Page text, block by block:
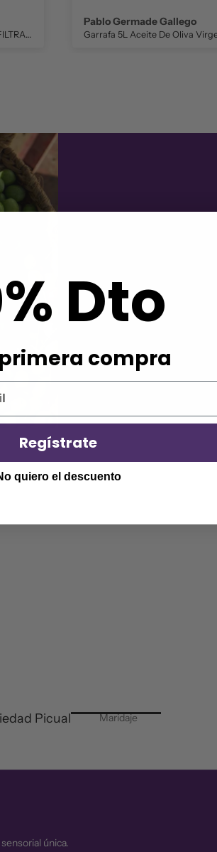
Aceite de Oliva Virgen Extra SIN FILTRAR 500 ml. NUESTRO
Pablo Germade Gallego
Un AOVE con fuerza,
profundo y lleno de
naturales , símbolo de su
Picual Maridaje
única.
Dto
compra
Regístrate
quiero el descuento